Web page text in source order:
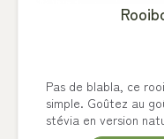
Pas de blabla, ce
simple. Goûtez au
stévia en version